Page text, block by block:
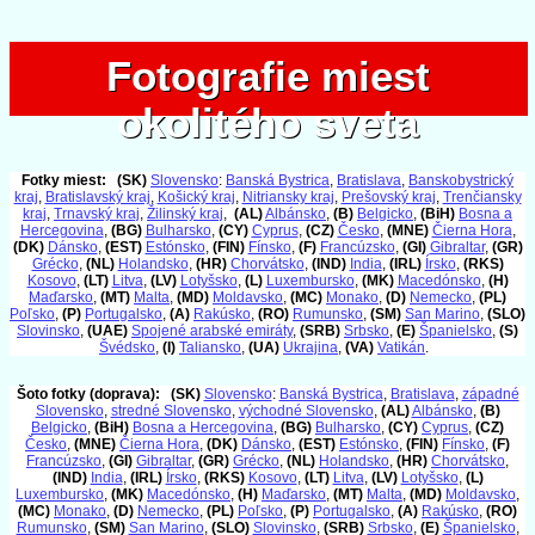
Fotografie miest
okolitého sveta
Fotografie miest
okolitého sveta
Fotky miest: (SK) Slovensko: Banská Bystrica, Bratislava, Banskobystrický
kraj, Bratislavský kraj, Košický kraj, Nitriansky kraj, Prešovský kraj, Trenčiansky
kraj, Trnavský kraj, Žilinský kraj, (AL)Albánsko, (B) Belgicko, (BiH) Bosna a
Hercegovina, (BG) Bulharsko, (CY) Cyprus, (CZ) Česko, (MNE) Čierna Hora,
(DK) Dánsko, (EST) Estónsko, (FIN) Fínsko, (F) Francúzsko, (GI) Gibraltar, (GR)
Grécko, (NL) Holandsko, (HR) Chorvátsko, (IND) India, (IRL) Írsko, (RKS)
Kosovo, (LT) Litva, (LV) Lotyšsko, (L) Luxembursko, (MK) Macedónsko, (H)
Maďarsko, (MT) Malta, (MD) Moldavsko, (MC) Monako, (D) Nemecko, (PL)
Poľsko, (P) Portugalsko, (A) Rakúsko, (RO) Rumunsko, (SM) San Marino, (SLO)
Slovinsko, (UAE) Spojené arabské emiráty, (SRB) Srbsko, (E) Španielsko, (S)
Švédsko, (I) Taliansko, (UA) Ukrajina, (VA) Vatikán.
Šoto fotky (doprava): (SK) Slovensko: Banská Bystrica, Bratislava, západné
Slovensko, stredné Slovensko, východné Slovensko, (AL)Albánsko, (B)
Belgicko, (BiH) Bosna a Hercegovina, (BG) Bulharsko, (CY) Cyprus, (CZ)
Česko, (MNE) Čierna Hora, (DK) Dánsko, (EST) Estónsko, (FIN) Fínsko, (F)
Francúzsko, (GI) Gibraltar, (GR) Grécko, (NL) Holandsko, (HR) Chorvátsko,
(IND) India, (IRL) Írsko, (RKS) Kosovo, (LT) Litva, (LV) Lotyšsko, (L)
Luxembursko, (MK) Macedónsko, (H) Maďarsko, (MT) Malta, (MD) Moldavsko,
(MC) Monako, (D) Nemecko, (PL) Poľsko, (P) Portugalsko, (A) Rakúsko, (RO)
Rumunsko, (SM) San Marino, (SLO) Slovinsko, (SRB) Srbsko, (E) Španielsko,